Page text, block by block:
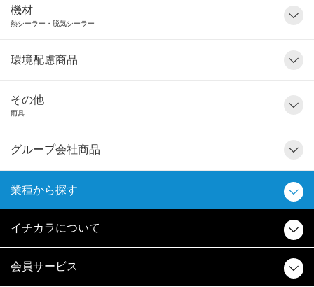
機材
熱シーラー・脱気シーラー
環境配慮商品
その他
雨具
グループ会社商品
業種から探す
イチカラについて
会員サービス